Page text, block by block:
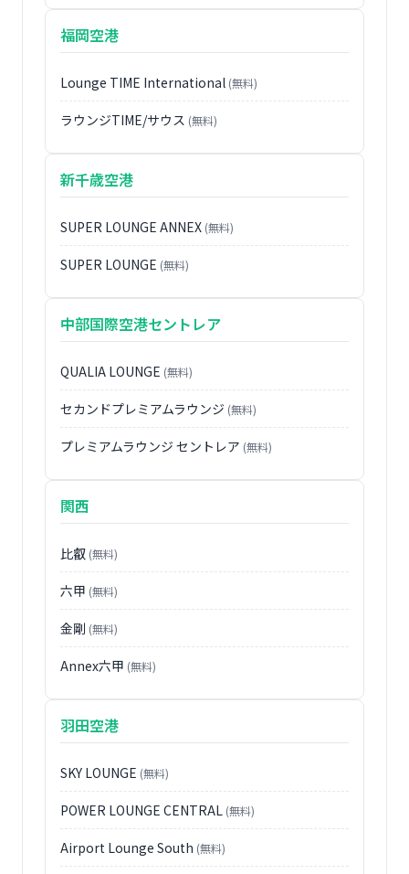
福岡空港
Lounge TIME International (無料)
ラウンジTIME/サウス (無料)
新千歳空港
SUPER LOUNGE ANNEX (無料)
SUPER LOUNGE (無料)
中部国際空港セントレア
QUALIA LOUNGE (無料)
セカンドプレミアムラウンジ (無料)
プレミアムラウンジ セントレア (無料)
関西
比叡 (無料)
六甲 (無料)
金剛 (無料)
Annex六甲 (無料)
羽田空港
SKY LOUNGE (無料)
POWER LOUNGE CENTRAL (無料)
Airport Lounge South (無料)